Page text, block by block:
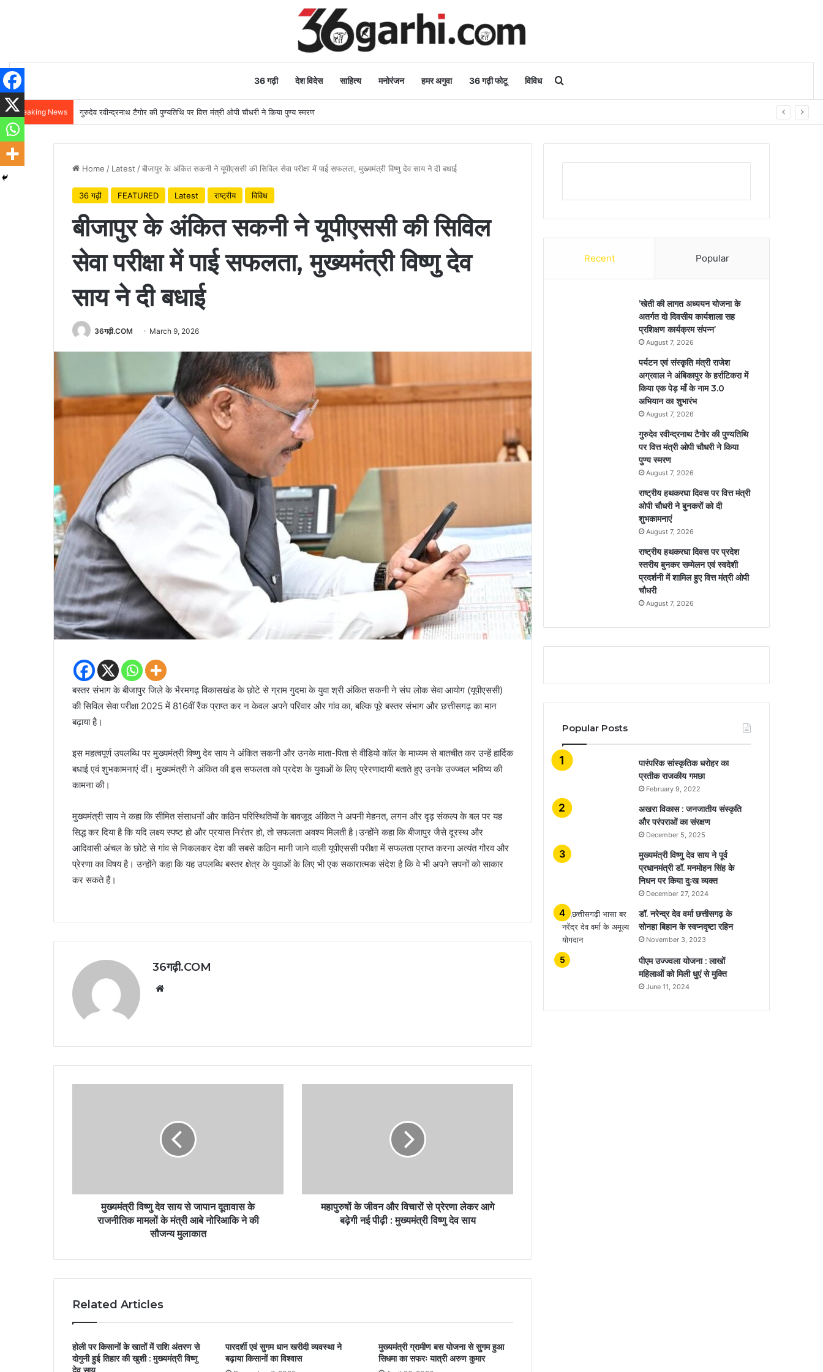
36 गढ़ी देश विदेस साहित्य मनोरंजन हमर अगुवा 36 गढ़ी फोटू विविध
Breaking News गुरुदेव रवीन्द्रनाथ टैगोर की पुण्यतिथि पर वित्त मंत्री ओपी चौधरी ने किया पुण्य स्मरण
Home / Latest /बीजापुर के अंकित सकनी ने यूपीएससी की सिविल सेवा परीक्षा में पाई सफलता, मुख्यमंत्री विष्णु देव साय ने दी बधाई
36 गढ़ी FEATURED Latest राष्ट्रीय विविध
बीजापुर के अंकित सकनी ने यूपीएससी की सिविल
सेवा परीक्षा में पाई सफलता, मुख्यमंत्री विष्णु देव
साय ने दी बधाई
36गढ़ी.COM March 9, 2026
बस्तर संभाग के बीजापुर जिले के भैरमगढ़ विकासखंड के छोटे से ग्राम गुदमा के युवा श्री अंकित सकनी ने संघ लोक सेवा आयोग (यूपीएससी)
की सिविल सेवा परीक्षा 2025 में 816वीं रैंक प्राप्त कर न केवल अपने परिवार और गांव का, बल्कि पूरे बस्तर संभाग और छत्तीसगढ़ का मान
बढ़ाया है।
इस महत्वपूर्ण उपलब्धि पर मुख्यमंत्री विष्णु देव साय ने अंकित सकनी और उनके माता-पिता से वीडियो कॉल के माध्यम से बातचीत कर उन्हें हार्दिक
बधाई एवं शुभकामनाएं दीं। मुख्यमंत्री ने अंकित की इस सफलता को प्रदेश के युवाओं के लिए प्रेरणादायी बताते हुए उनके उज्ज्वल भविष्य की
कामना की।
मुख्यमंत्री साय ने कहा कि सीमित संसाधनों और कठिन परिस्थितियों के बावजूद अंकित ने अपनी मेहनत, लगन और दृढ़ संकल्प के बल पर यह
सिद्ध कर दिया है कि यदि लक्ष्य स्पष्ट हो और प्रयास निरंतर हो, तो सफलता अवश्य मिलती है।उन्होंने कहा कि बीजापुर जैसे दूरस्थ और
आदिवासी अंचल के छोटे से गांव से निकलकर देश की सबसे कठिन मानी जाने वाली यूपीएससी परीक्षा में सफलता प्राप्त करना अत्यंत गौरव और
प्रेरणा का विषय है। उन्होंने कहा कि यह उपलब्धि बस्तर क्षेत्र के युवाओं के लिए भी एक सकारात्मक संदेश है कि वे भी अपने सपनों को साकार
कर सकते हैं।
36गढ़ी.COM
मुख्यमंत्री विष्णु देव साय से जापान दूतावास के
राजनीतिक मामलों के मंत्री आबे नोरिआकि ने की
सौजन्य मुलाकात
महापुरुषों के जीवन और विचारों से प्रेरणा लेकर आगे
बढ़ेगी नई पीढ़ी : मुख्यमंत्री विष्णु देव साय
Related Articles
होली पर किसानों के खातों में राशि अंतरण से
दोगुनी हुई तिहार की खुशी : मुख्यमंत्री विष्णु
पारदर्शी एवं सुगम धान खरीदी व्यवस्था ने
बढ़ाया किसानों का विश्वास
मुख्यमंत्री ग्रामीण बस योजना से सुगम हुआ
सिधमा का सफरः यात्री अरुण कुमार
Recent Popular
’खेती की लागत अध्ययन योजना के
अतर्गत दो दिवसीय कार्यशाला सह
प्रशिक्षण कार्यक्रम संपन्न’
August 7, 2026
पर्यटन एवं संस्कृति मंत्री राजेश
अग्रवाल ने अंबिकापुर के हर्राटिकरा में
किया एक पेड़ माँ के नाम 3.0
अभियान का शुभारंभ
August 7, 2026
गुरुदेव रवीन्द्रनाथ टैगोर की पुण्यतिथि
पर वित्त मंत्री ओपी चौधरी ने किया
पुण्य स्मरण
August 7, 2026
राष्ट्रीय हथकरघा दिवस पर वित्त मंत्री
ओपी चौधरी ने बुनकरों को दी
शुभकामनाएं
August 7, 2026
राष्ट्रीय हथकरघा दिवस पर प्रदेश
स्तरीय बुनकर सम्मेलन एवं स्वदेशी
प्रदर्शनी में शामिल हुए वित्त मंत्री ओपी
चौधरी
August 7, 2026
Popular Posts
​​​​​​​पारंपरिक सांस्कृतिक धरोहर का
प्रतीक राजकीय गमछा
February 9, 2022
अखरा विकास : जनजातीय संस्कृति
और परंपराओं का संरक्षण
December 5, 2025
मुख्यमंत्री विष्णु देव साय ने पूर्व
प्रधानमंत्री डॉ. मनमोहन सिंह के
निधन पर किया दुःख व्यक्त
December 27, 2024
डॉ. नरेन्द्र देव वर्मा छत्तीसगढ़ के
सोनहा बिहान के स्वप्नदृष्टा रहिन
November 3, 2023
पीएम उज्ज्वला योजना : लाखों
महिलाओं को मिली धुएं से मुक्ति
June 11, 2024